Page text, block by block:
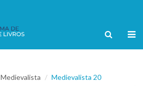
Medievalista Medievalista 20